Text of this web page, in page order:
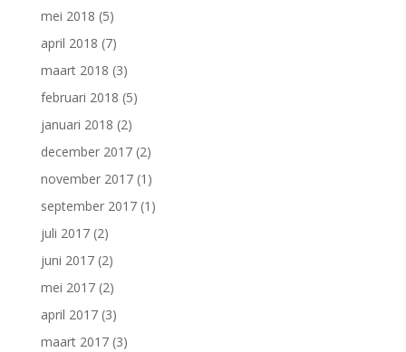
mei 2018 (5)
april 2018 (7)
maart 2018 (3)
februari 2018 (5)
januari 2018 (2)
december 2017(2)
november 2017(1)
september 2017(1)
juli 2017(2)
juni 2017(2)
mei 2017(2)
april 2017(3)
maart 2017(3)